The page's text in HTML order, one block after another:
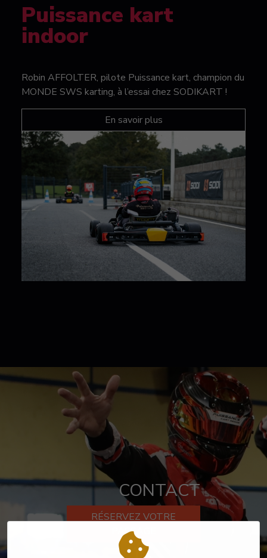
Puissance kart
indoor
Robin AFFOLTER, pilote Puissance kart, champion du
MONDE SWS karting, à l’essai chez SODIKART !
En savoir plus
CONTACT
RÉSERVEZ VOTRE
PASSAGE